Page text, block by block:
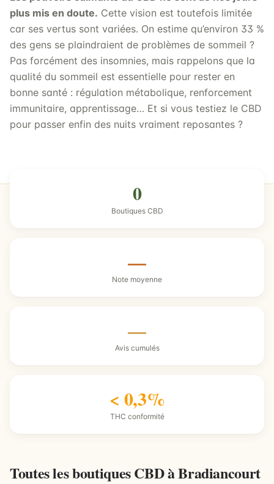
plus mis en doute. Cette vision est toutefois limitée
car ses vertus sont variées. On estime qu’environ 33 %
des gens se plaindraient de problèmes de sommeil ?
Pas forcément des insomnies, mais rappelons que la
qualité du sommeil est essentielle pour rester en
bonne santé : régulation métabolique, renforcement
immunitaire, apprentissage… Et si vous testiez le CBD
pour passer enfin des nuits vraiment reposantes ?
0
Boutiques CBD
—
Note moyenne
—
Avis cumulés
< 0,3%
THC conformité
Toutes les boutiques CBD à Bradiancourt